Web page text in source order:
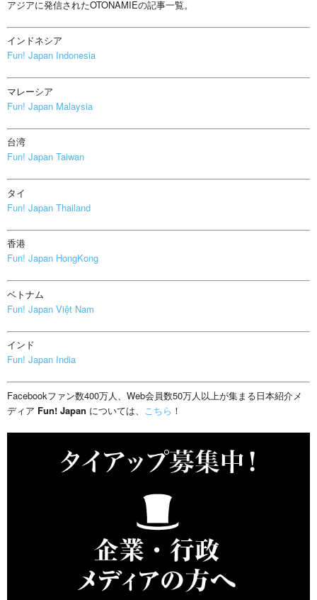
アジアに発信されたOTONAMIEの記事一覧。
インドネシア
Fun! Japan Indonesia
マレーシア
Fun! Japan Malaysia
台湾
Fun! Japan Taiwan
タイ
Fun! Japan Thailand
香港
Fun! Japan HongKong
ベトナム
Fun! Japan Việt Nam
インド
Fun! Japan India
Facebookファン数400万人、Web会員数50万人以上が集まる日本紹介メ
ディア Fun! Japan については、 こちら ！